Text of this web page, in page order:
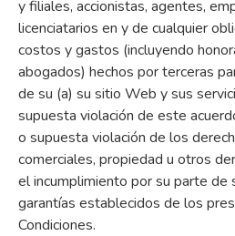
y filiales, accionistas, agentes,
licenciatarios en y de cualquier
costos y gastos (incluyendo
abogados) hechos por terceras
de su (a) su sitio Web y sus
supuesta violación de este
o supuesta violación de los
comerciales, propiedad u otros
el incumplimiento por su parte de
garantías establecidos de los
Condiciones.